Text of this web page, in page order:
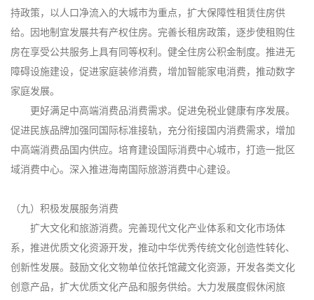
持政策，以人口净流入的大城市为重点，扩大保障性租赁住房供
给。因地制宜发展共有产权住房。完善长租房政策，逐步使租购住
房在享受公共服务上具有同等权利。健全住房公积金制度。推进无
障碍设施建设，促进家庭装修消费，增加智能家电消费，推动数字
家庭发展。
更好满足中高端消费品消费需求。促进免税业健康有序发展。
促进民族品牌加强同国际标准接轨，充分衔接国内消费需求，增加
中高端消费品国内供应。培育建设国际消费中心城市，打造一批区
域消费中心。深入推进海南国际旅游消费中心建设。
（九）积极发展服务消费
扩大文化和旅游消费。完善现代文化产业体系和文化市场体
系，推进优质文化资源开发，推动中华优秀传统文化创造性转化、
创新性发展。鼓励文化文物单位依托馆藏文化资源，开发各类文化
创意产品，扩大优质文化产品和服务供给。大力发展度假休闲旅